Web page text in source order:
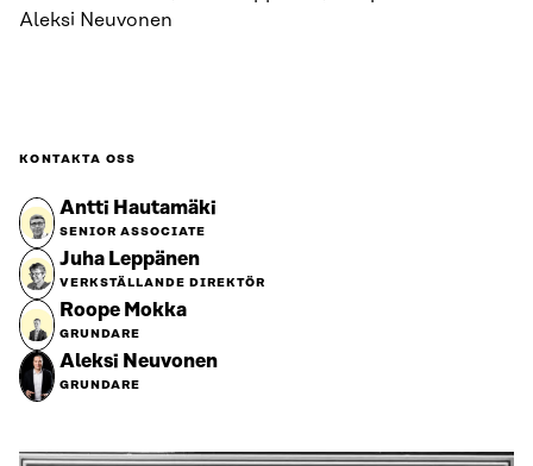
Aleksi Neuvonen
KONTAKTA OSS
Antti Hautamäki
SENIOR ASSOCIATE
Juha Leppänen
VERKSTÄLLANDE DIREKTÖR
Roope Mokka
GRUNDARE
Aleksi Neuvonen
GRUNDARE